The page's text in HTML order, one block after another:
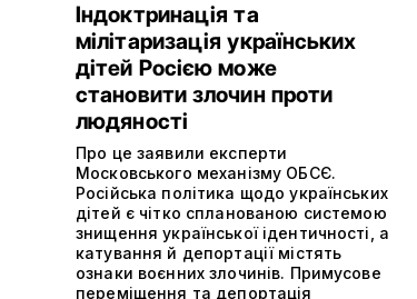
Індоктринація та
мілітаризація українських
дітей Росією може
становити злочин проти
людяності
Про це заявили експерти
Московського механізму ОБСЄ.
Російська політика щодо українських
дітей є чітко спланованою системою
знищення української ідентичності, а
катування й депортації містять
ознаки воєнних злочинів. Примусове
переміщення та депортація